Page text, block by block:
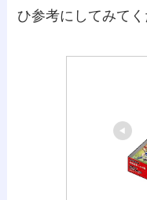
ひ参考にしてみてく